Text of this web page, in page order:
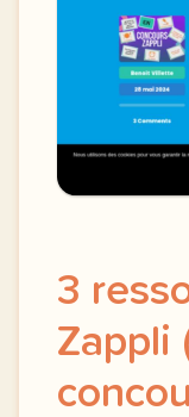
3
Zappli